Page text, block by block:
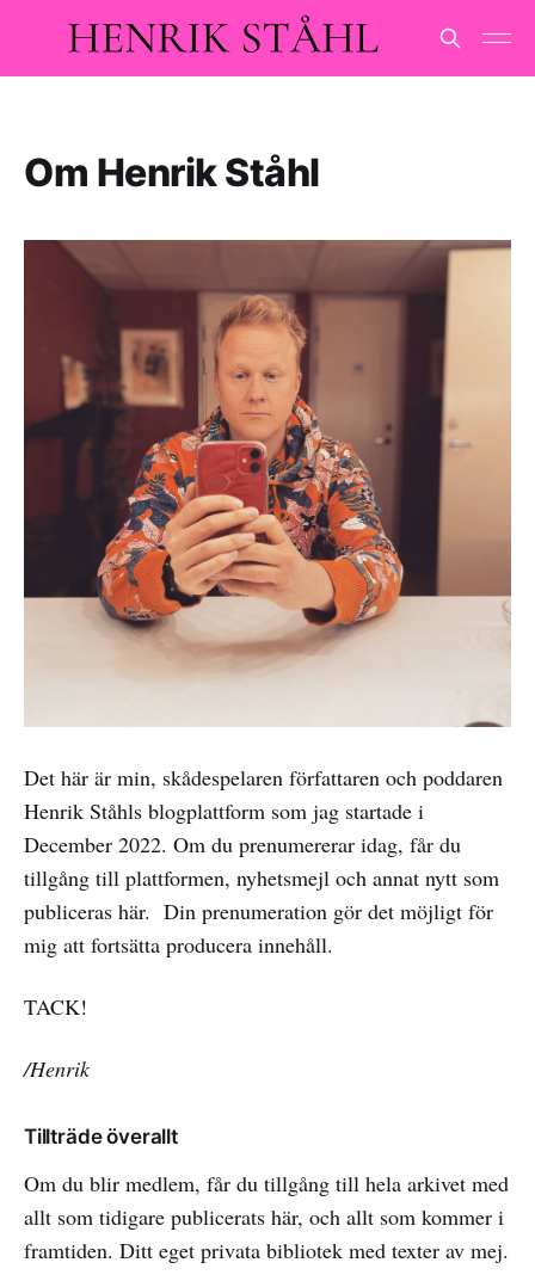
Om Henrik Ståhl
Det här är min, skådespelaren författaren och poddaren
Henrik Ståhls blogplattform som jag startade i
December 2022. Om du prenumererar idag, får du
tillgång till plattformen, nyhetsmejl och annat nytt som
publiceras här. Din prenumeration gör det möjligt för
mig att fortsätta producera innehåll.
TACK!
/Henrik
Tillträde överallt
Om du blir medlem, får du tillgång till hela arkivet med
allt som tidigare publicerats här, och allt som kommer i
framtiden. Ditt eget privata bibliotek med texter av mej.